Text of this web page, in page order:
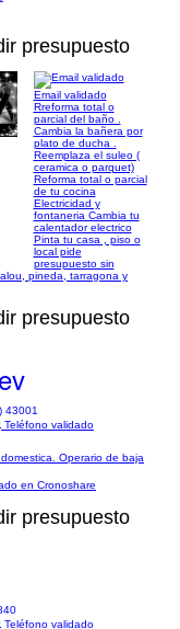
presupuesto
Email validado
Rreforma total o
parcial del baño .
Cambia la bañera por
plato de ducha .
Reemplaza el suleo (
ceramica o parquet)
Reforma total o parcial
de tu cocina
Electricidad y
fontaneria Cambia tu
calentador electrico
Pinta tu casa , piso o
local pide
presupuesto sin
pineda, tarragona y
presupuesto
43001
Teléfono validado
Operario de baja
en Cronoshare
presupuesto
Teléfono validado